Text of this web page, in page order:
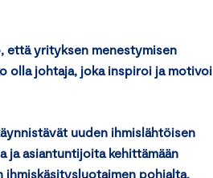
että yrityksen menestymisen
olla johtaja, joka inspiroi ja motivoi
uuden ihmislähtöisen
ja asiantuntijoita kehittämään
ihmiskäsitysluotaimen pohjalta.